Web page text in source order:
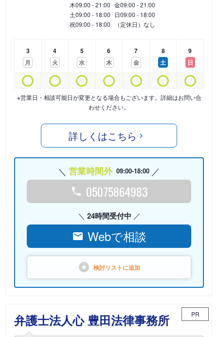
木09:00 - 21:00 金09:00 - 21:00
土09:00 - 18:00 日09:00 - 18:00
祝09:00 - 18:00 （定休日）なし
3
月
4
火
5
水
6
木
7
金
8
土
9
日
※営業日・相談可能日が変更となる場合もございます。詳細はお問い合
わせください。
詳しくはこちら
営業時間外 09:00-18:00
05075864983
24時間受付中
Webで相談
検討リストに追加
弁護士法人心 豊田法律事務所 PR